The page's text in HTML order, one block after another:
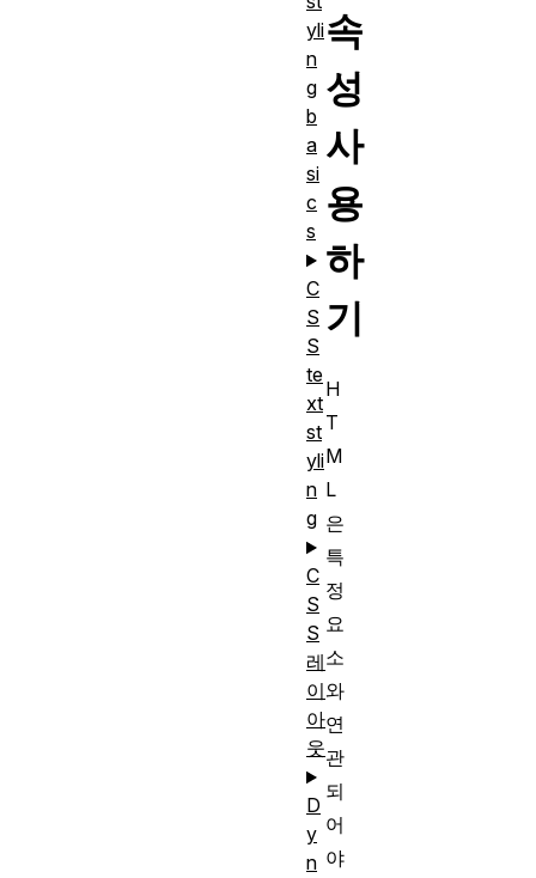
속
성
사
용
하
기
H
T
M
L
은
특
정
요
소
와
연
관
되
어
야
yli
n
g
b
a
si
c
s
C
S
S
te
xt
st
yli
n
g
C
S
S
레
이
아
웃
D
y
n